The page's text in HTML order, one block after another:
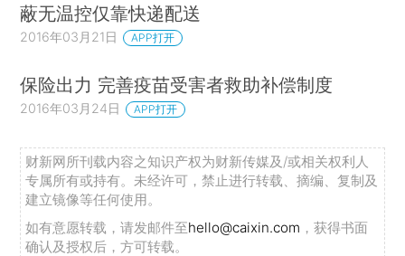
蔽无温控仅靠快递配送
2016年03月21日 APP打开
保险出力 完善疫苗受害者救助补偿制度
2016年03月24日 APP打开
财新网所刊载内容之知识产权为财新传媒及/或相关权利人
专属所有或持有。未经许可，禁止进行转载、摘编、复制及
建立镜像等任何使用。
如有意愿转载，请发邮件至hello@caixin.com ，获得书面
确认及授权后，方可转载。